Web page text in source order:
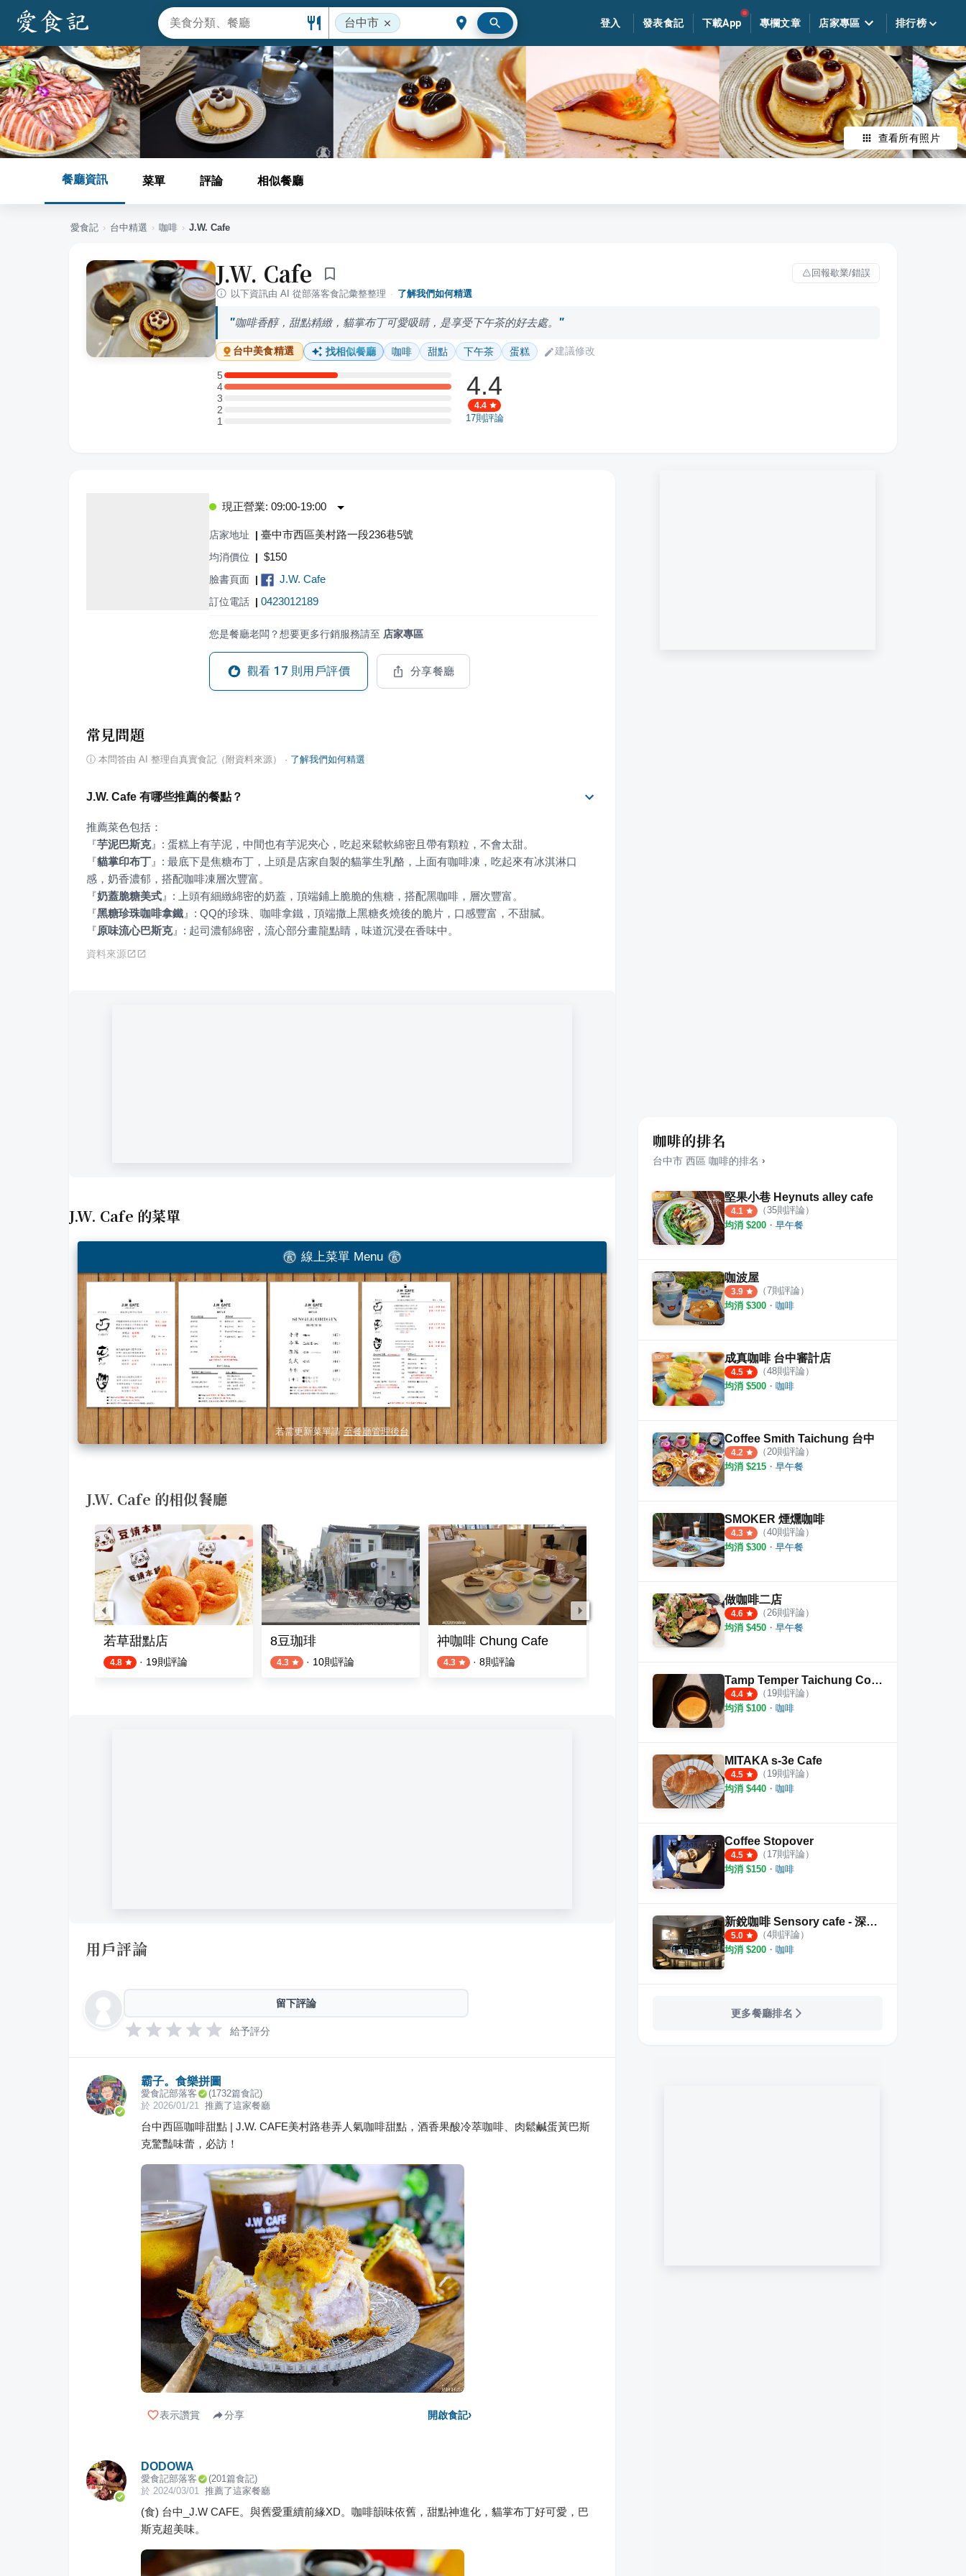
台中市 登入 發表食記 下載App 專欄文章 店家專區 排行榜
查看所有照片
餐廳資訊 菜單 評論 相似餐廳
愛食記 › 台中精選 › 咖啡 › J.W. Cafe
J.W. Cafe
回報歇業/錯誤
以下資訊由 AI 從部落客食記彙整整理 · 了解我們如何精選
咖啡香醇，甜點精緻，貓掌布丁可愛吸睛，是享受下午茶的好去處。
台中美食精選 找相似餐廳 咖啡 甜點 下午茶 蛋糕 建議修改
5
5 星：2 則評論
4
4 星：4 則評論
3
3 星：0 則評論
2
2 星：0 則評論
11 星：0 則評論
4.4
4.4
17則評論
現正營業: 09:00-19:00
店家地址 | 臺中市西區美村路一段236巷5號
均消價位 | $150
臉書頁面 | J.W. Cafe
訂位電話 | 0423012189
您是餐廳老闆？想要更多行銷服務請至 店家專區
觀看 17 則用戶評價 分享餐廳
常見問題
ⓘ 本問答由 AI 整理自真實食記（附資料來源） · 了解我們如何精選
J.W. Cafe 有哪些推薦的餐點？
『芋泥巴斯克』
『貓掌印布丁 』 : 最底下是焦糖布丁，上頭是店家自製的貓掌生乳酪，上面有咖啡凍，吃起來有冰淇淋口
『奶蓋脆糖美式 』
『黑糖珍珠咖啡拿鐵 』
『原味流心巴斯克』 : 起司濃郁綿密，流心部分畫龍點睛，味道沉浸在香味中。
資料來源
J.W. Cafe 的菜單
線上菜單 Menu
若需更新菜單請 至餐廳管理後台
J.W. Cafe 的相似餐廳
若草甜點店
4.8 · 19則評論
8豆珈琲
4.3 · 10則評論
祌咖啡 Chung Cafe
4.3 · 8則評論
Cuppa Mc Cafe
用戶評論
留下評論
給予評分
霸子。食樂拼圖
愛食記部落客 (1732篇食記)
於 2026/01/21 推薦了這家餐廳
台中西區咖啡甜點 | J.W. CAFE美村路巷弄人氣咖啡甜點，酒香果酸冷萃咖啡、肉鬆鹹蛋黃巴斯
克驚豔味蕾，必訪！
表示讚賞 分享 開啟食記›
DODOWA
愛食記部落客 (201 篇食記)
於 2024/03/01 推薦了這家餐廳
(食) 台中_J.W CAFE。與舊愛重續前緣XD。咖啡韻味依舊，甜點神進化，貓掌布丁好可愛，巴
斯克超美味。
咖啡的排名
台中市 西區 咖啡的排名 ›
堅果小巷 Heynuts alley cafe
4.1 （35則評論）
均消 $200 ・ 早午餐
咖波屋
3.9 （7則評論）
均消 $300 ・ 咖啡
成真咖啡 台中審計店
4.5 （48則評論）
均消 $500 ・ 咖啡
Coffee Smith Taichung 台中
4.2 （20則評論）
均消 $215 ・ 早午餐
SMOKER 煙燻咖啡
4.3 （40則評論）
均消 $300 ・ 早午餐
做咖啡二店
4.6 （26則評論）
均消 $450 ・ 早午餐
Tamp Temper Taichung Coffee
4.4 （ 19則評論）
均消 $100 ・ 咖啡
MITAKA s-3e Cafe
4.5 （ 19則評論）
均消 $440 ・ 咖啡
Coffee Stopover
4.5 （ 17則評論）
均消 $150 ・ 咖啡
新銳咖啡 Sensory cafe - 深夜咖啡 第一品牌
5.0 （4則評論）
均消 $200 ・ 咖啡
更多餐廳排名